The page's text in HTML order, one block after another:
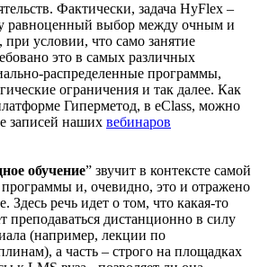
Фактически, задача HyFlex –
равноценный выбор между очным и
условии, что само занятие
это в самых различных
распределенные программы,
ограничения и так далее. Как
Гиперметод, в eClass, можно
записей наших вебинаров
обучение” звучит в контексте самой
и, очевидно, это и отражено
Здесь речь идет о том, что какая-то
преподаваться дистанционно в силу
(например, лекции по
а часть – строго на площадках